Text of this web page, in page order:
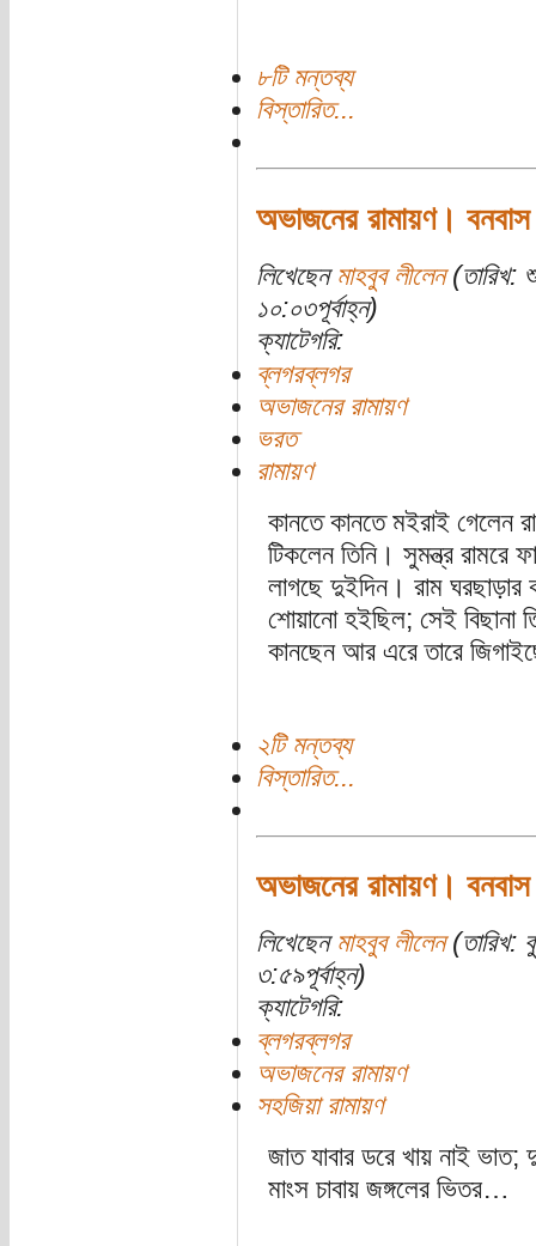
৮টি মন্তব্য
বিস্তারিত...
অভাজনের রামায়ণ।
লিখেছেন মাহবুব লীলেন(তারিখ:
১০:০৩পূর্বাহ্ন)
ক্যাটেগরি:
ব্লগরব্লগর
অভাজনের রামায়ণ
ভরত
রামায়ণ
কানতে কানতে মইরাই গেলেন
টিকলেন তিনি। সুমন্ত্র রামরে
লাগছে দুইদিন। রাম ঘরছাড়ার
শোয়ানো হইছিল; সেই বিছানা
কানছেন আর এরে তারে
২টি মন্তব্য
বিস্তারিত...
অভাজনের রামায়ণ।
লিখেছেন মাহবুব লীলেন(তারিখ:
৩:৫৯পূর্বাহ্ন)
ক্যাটেগরি:
ব্লগরব্লগর
অভাজনের রামায়ণ
সহজিয়া রামায়ণ
জাত যাবার ডরে খায় নাই ভাত;
মাংস চাবায় জঙ্গলের ভিতর…